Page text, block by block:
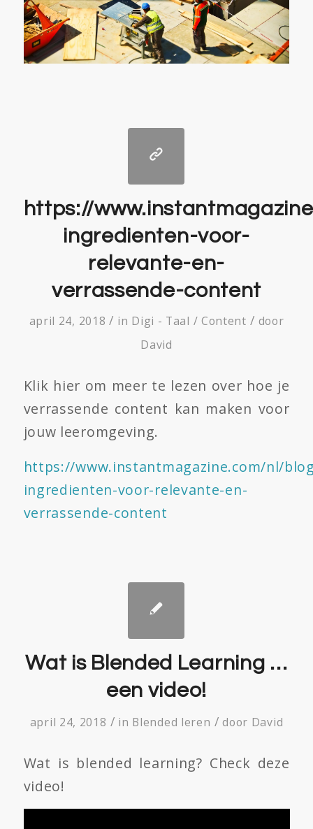
https://
ingredienten-voor-
relevante-en-
verrassende-content
april 24, 2018 / in Digi - Taal / Content / door
David
Klik hier om meer te lezen over hoe je
verrassende content kan maken voor
jouw leeromgeving.
https://www.instantmagazine.com/nl/
ingredienten-voor-relevante-en-
verrassende-content
Wat is Blended Learning …
een video!
april 24, 2018 / in Blended leren / door David
Wat is blended learning? Check deze
video!